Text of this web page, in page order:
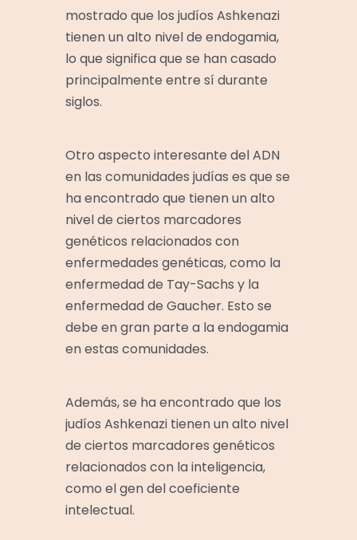
mostrado que los judíos Ashkenazi
tienen un alto nivel deendogamia,
lo que significa que se han casado
principalmente entre sí durante
siglos.
Otro aspecto interesante del ADN
en las comunidades judías es que se
ha encontrado que tienen un alto
nivel de ciertos marcadores
genéticos relacionados con
enfermedades genéticas, como la
enfermedad de Tay-Sachs y la
enfermedad de Gaucher. Esto se
debe en gran parte a la endogamia
en estas comunidades.
Además, se ha encontrado que los
judíos Ashkenazi tienen un alto nivel
de ciertos marcadores genéticos
relacionados con la inteligencia,
como el gen del coeficiente
intelectual.